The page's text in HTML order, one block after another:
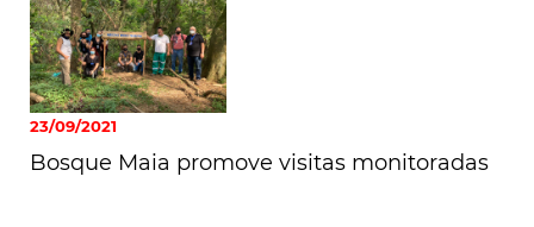
23/09/2021
Bosque Maia promove visitas monitoradas